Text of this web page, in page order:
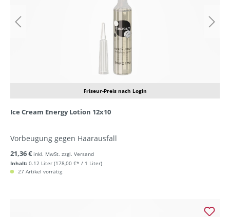
Friseur-Preis nach Login
Ice Cream Energy Lotion 12x10
Vorbeugung gegen Haarausfall
Inhalt: 0.12 Liter (178,00 €* / 1 Liter)
21,36 € inkl. MwSt. zzgl. Versand
27 Artikel vorrätig